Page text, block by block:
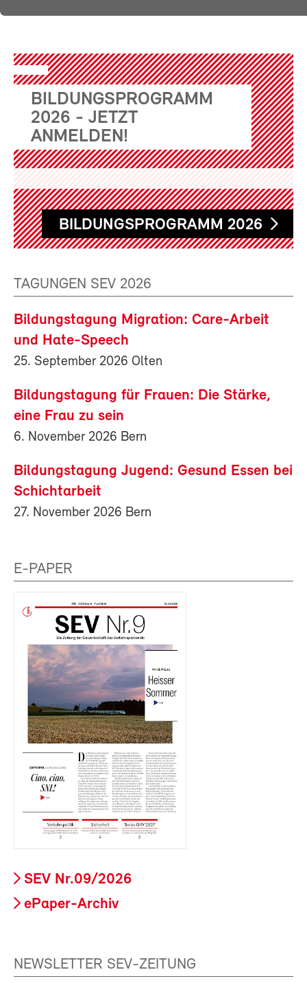
BILDUNGSPROGRAMM
2026 - JETZT
ANMELDEN!
BILDUNGSPROGRAMM 2026
TAGUNGEN SEV 2026
Bildungstagung Migration: Care-Arbeit
und Hate-Speech
25. September 2026 Olten
Bildungstagung für Frauen: Die Stärke,
eine Frau zu sein
6. November 2026 Bern
Bildungstagung Jugend: Gesund Essen bei
Schichtarbeit
27. November 2026 Bern
E-PAPER
SEV Nr.09/2026
ePaper-Archiv
NEWSLETTER SEV-ZEITUNG